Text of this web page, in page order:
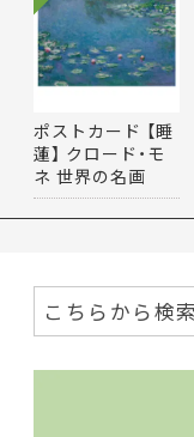
ポストカード 【睡
蓮】 クロード・モ
ネ 世界の名画